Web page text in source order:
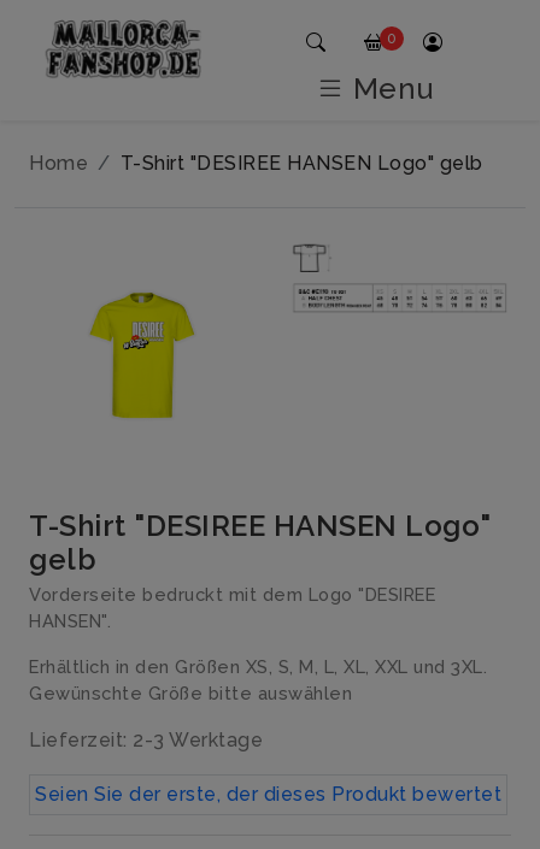
Home T-Shirt "DESIREE HANSEN Logo" gelb
T-Shirt "DESIREE HANSEN Logo"
gelb
Vorderseite bedruckt mit dem Logo "DESIREE
HANSEN".
Erhältlich in den Größen XS, S, M, L, XL, XXL und 3XL.
Gewünschte Größe bitte auswählen
Lieferzeit: 2-3 Werktage
Seien Sie der erste, der dieses Produkt bewertet
0
Menu